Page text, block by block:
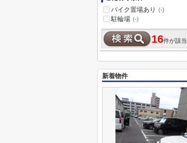
バイク置場あり
(-)
駐輪場 (-)
16件が該当
新着物件